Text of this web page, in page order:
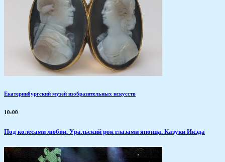
Екатеринбургский музей изобразительных искусств
10:00
Под колесами любви. Уральский рок глазами японца. Казуки Икэда